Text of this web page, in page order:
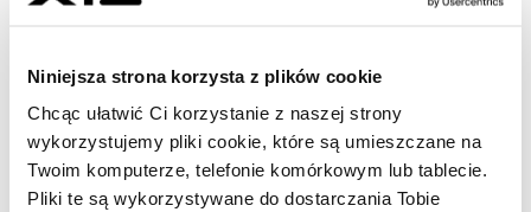
Niniejsza strona korzysta z plików cookie
Chcąc ułatwić Ci korzystanie z naszej strony
wykorzystujemy pliki cookie, które są umieszczane na
Twoim komputerze, telefonie komórkowym lub tablecie.
Pliki te są wykorzystywane do dostarczania Tobie
16.09.2025, 17:43